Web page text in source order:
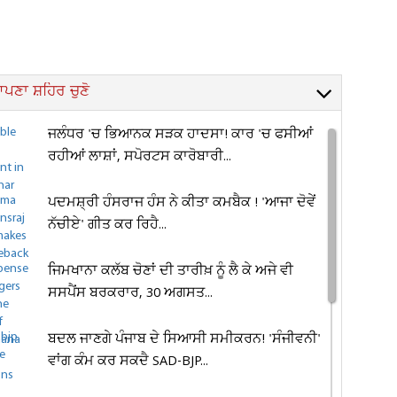
ਸ਼ਹਿਰ ਚੁਣੋ
ਜਲੰਧਰ 'ਚ ਭਿਆਨਕ ਸੜਕ ਹਾਦਸਾ! ਕਾਰ 'ਚ ਫਸੀਆਂ
ਰਹੀਆਂ ਲਾਸ਼ਾਂ, ਸਪੋਰਟਸ ਕਾਰੋਬਾਰੀ...
ਪਦਮਸ਼੍ਰੀ ਹੰਸਰਾਜ ਹੰਸ ਨੇ ਕੀਤਾ ਕਮਬੈਕ ! 'ਆਜਾ ਦੋਵੇਂ
ਨੱਚੀਏ' ਗੀਤ ਕਰ ਰਿਹੈ...
ਜਿਮਖਾਨਾ ਕਲੱਬ ਚੋਣਾਂ ਦੀ ਤਾਰੀਖ਼ ਨੂੰ ਲੈ ਕੇ ਅਜੇ ਵੀ
ਸਸਪੈਂਸ ਬਰਕਰਾਰ, 30 ਅਗਸਤ...
ਬਦਲ ਜਾਣਗੇ ਪੰਜਾਬ ਦੇ ਸਿਆਸੀ ਸਮੀਕਰਨ! 'ਸੰਜੀਵਨੀ'
ਵਾਂਗ ਕੰਮ ਕਰ ਸਕਦੈ SAD-BJP...